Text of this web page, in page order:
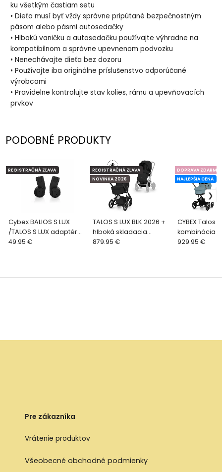
ku všetkým častiam setu
• Dieťa musí byť vždy správne pripútané bezpečnostným
pásom alebo pásmi autosedačky
• Hlbokú vaničku a autosedačku používajte výhradne na
kompatibilnom a správne upevnenom podvozku
• Nenechávajte dieťa bez dozoru
• Používajte iba originálne príslušenstvo odporúčané
výrobcami
• Pravidelne kontrolujte stav kolies, rámu a upevňovacích
prvkov
PODOBNÉ PRODUKTY
Cybex BALIOS S LUX
/TALOS S LUX adaptér
pre autosedačku
REGISTRAČNÁ ZĽAVA
49.95 €
TALOS S LUX BLK 2026 +
hlboká skladacia
vanička - MOON BLACK
REGISTRAČNÁ ZĽAVA
NOVINKA 2026
879.95 €
CYBEX Talos
kombinácia
Stormy Blue
DOPRAVA ZDARMA
NAJLEPŠIA CENA
929.95 €
Pre zákazníka
Vrátenie produktov
Všeobecné obchodné podmienky